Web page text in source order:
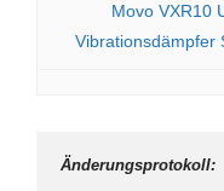
Movo VXR10
Vibrationsdämpfer
Änderungsprotokoll: